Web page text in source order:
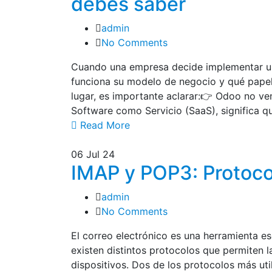
admin
No Comments
Cuando una empresa decide implementar
funciona su modelo de negocio y qué
lugar, es importante aclarar:👉 Odoo no
Software como Servicio (SaaS), significa
Read More
06 Jul 24
IMAP y POP3:
admin
No Comments
El correo electrónico es una herramienta
existen distintos protocolos que permiten
dispositivos. Dos de los protocolos más